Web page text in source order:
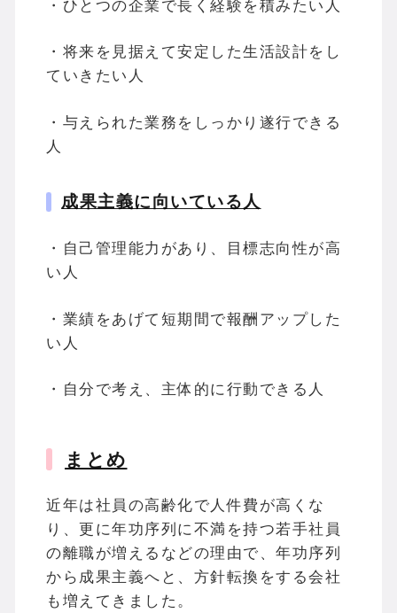
・ひとつの企業で長く経験を積みたい人
・将来を見据えて安定した生活設計をし
ていきたい人
・与えられた業務をしっかり遂行できる
人
成果主義に向いている人
・自己管理能力があり、目標志向性が高
い人
・業績をあげて短期間で報酬アップした
い人
・自分で考え、主体的に行動できる人
まとめ
近年は社員の高齢化で人件費が高くな
り、更に年功序列に不満を持つ若手社員
の離職が増えるなどの理由で、年功序列
から成果主義へと、方針転換をする会社
も増えてきました。